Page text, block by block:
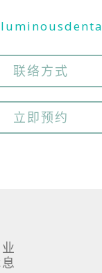
联络方式
立即预约